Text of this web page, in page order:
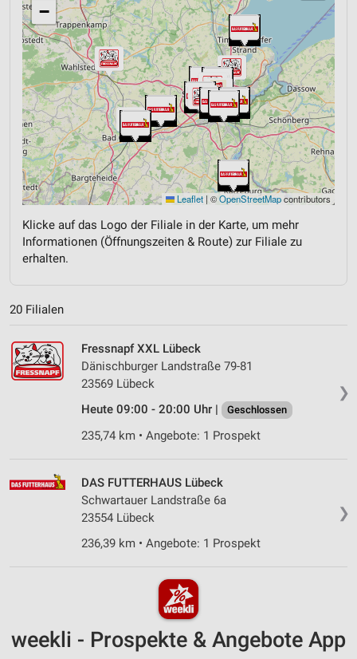
−
Leaflet | ©OpenStreetMapcontributors
Klicke auf das Logo der Filiale in der Karte, um mehr
Informationen (Öffnungszeiten & Route) zur Filiale zu
erhalten.
20 Filialen
❯
Fressnapf XXL Lübeck
Dänischburger Landstraße 79-81
23569 Lübeck
Heute 09:00 - 20:00 Uhr |
Geschlossen
235,74 km • Angebote: 1 Prospekt
❯
DAS FUTTERHAUS Lübeck
Schwartauer Landstraße 6a
23554 Lübeck
236,39 km • Angebote: 1 Prospekt
weekli - Prospekte & Angebote App